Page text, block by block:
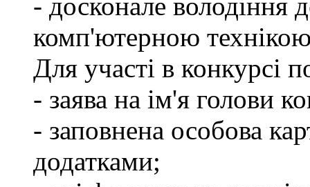
комп'ютерною
Для участі в конкурсі
- заява на ім'я голови
- заповнена особова
додатками;